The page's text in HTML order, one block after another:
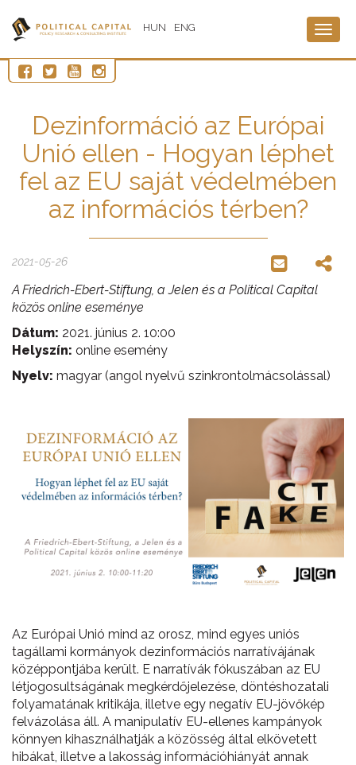
HUN ENG
Dezinformáció az Európai
Unió ellen - Hogyan léphet
fel az EU saját védelmében
az információs térben?
2021-05-26
A Friedrich-Ebert-Stiftung, a Jelen és a Political Capital
közös online eseménye
Dátum: 2021. június 2. 10:00
Helyszín: online esemény
Nyelv: magyar (angol nyelvű szinkrontolmácsolással)
Az Európai Unió mind az orosz, mind egyes uniós
tagállami kormányok dezinformációs narratívájának
középpontjába került. E narratívák fókuszában az EU
létjogosultságának megkérdőjelezése, döntéshozatali
folyamatának kritikája, illetve egy negatív EU-jövőkép
felvázolása áll. A manipulatív EU-ellenes kampányok
könnyen kihasználhatják a közösség által elkövetett
hibákat, illetve a lakosság információhiányát annak